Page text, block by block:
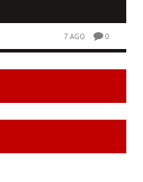
7 AGO 0